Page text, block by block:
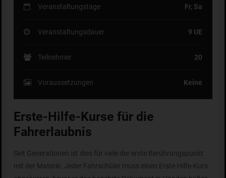
Veranstaltungstage Fr, Sa
Veranstaltungsdauer 9 UE
Teilnehmer 20
Voraussetzungen Keine
Erste-Hilfe-Kurse für die
Fahrerlaubnis
Seit Generationen ist dies für viele der erste Berührungspunkt
mit der Materie. Jeder Fahrschüler muss einen Erste-Hilfe-Kurs